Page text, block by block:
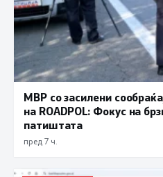
МВР со засилени
на ROADPOL: Фокус на
патиштата
пред 7 ч.